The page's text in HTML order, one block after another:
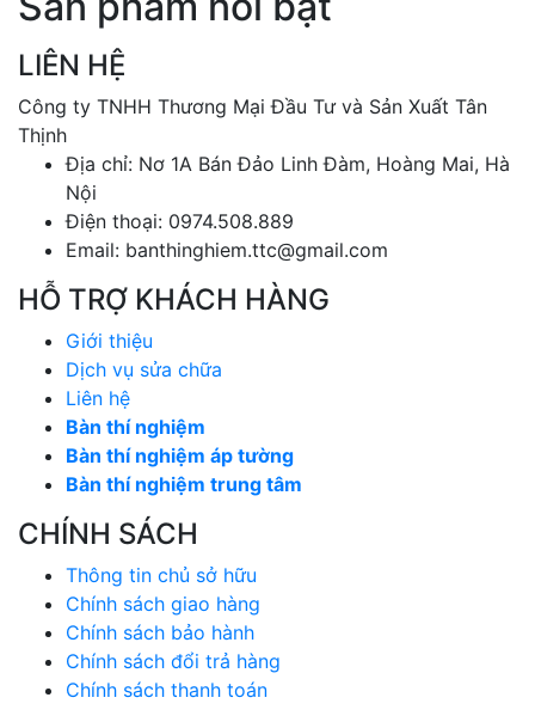
LIÊN HỆ
Công ty TNHH Thương Mại Đầu Tư và Sản Xuất Tân
Thịnh
Địa chỉ: Nơ 1A Bán Đảo Linh Đàm, Hoàng Mai, Hà
Nội
Điện thoại: 0974.508.889
Email: banthinghiem.ttc@gmail.com
HỖ TRỢ KHÁCH HÀNG
Giới thiệu
Dịch vụ sửa chữa
Liên hệ
Bàn thí nghiệm
Bàn thí nghiệm áp tường
Bàn thí nghiệm trung tâm
CHÍNH SÁCH
Thông tin chủ sở hữu
Chính sách giao hàng
Chính sách bảo hành
Chính sách đổi trả hàng
Chính sách thanh toán